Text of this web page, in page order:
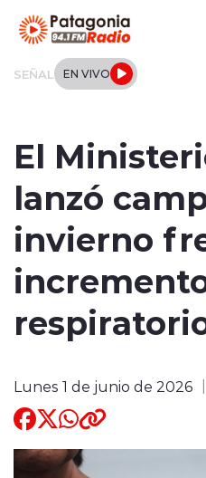
SEÑAL EN VIVO
Local
Internacional
Entrevistas
El
lanzó
invierno
Lunes 1 de junio de 2026